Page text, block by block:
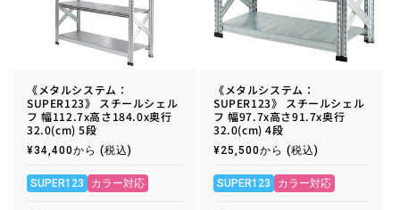
《メタルシステム：
SUPER123》 スチールシェル
フ 幅112.7x高さ184.0x奥行
32.0(cm) 5段
通
価
格
¥34,400から (税込)
SUPER123 カラー対応
《メタルシステム：
SUPER123》 スチールシェル
フ 幅97.7x高さ91.7x奥行
32.0(cm) 4段
通
価
格
¥25,500から (税込)
SUPER123 カラー対応